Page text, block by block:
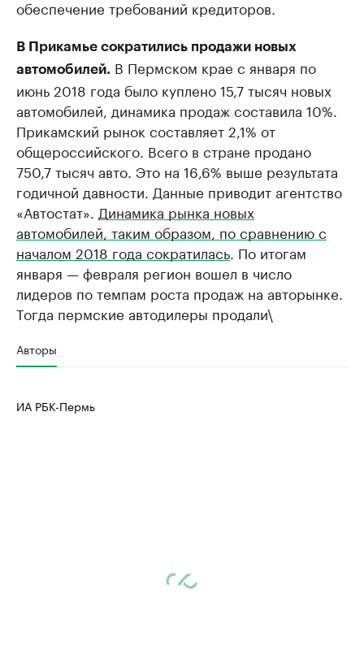
обеспечение требований кредиторов.
В Прикамье сократились продажи новых
автомобилей. В Пермском крае с января по
июнь 2018 года было куплено 15,7 тысяч новых
автомобилей, динамика продаж составила 10%.
Прикамский рынок составляет 2,1% от
общероссийского. Всего в стране продано
750,7 тысяч авто. Это на 16,6% выше результата
годичной давности. Данные приводит агентство
«​Автостат». Динамика рынка новых
автомобилей, таким образом, по сравнению с
началом 2018 года сократилась . По итогам
января — февраля регион вошел в число
лидеров по темпам роста продаж на авторынке.
Тогда пермские автодилеры продали\
Авторы
ИА РБК-Пермь